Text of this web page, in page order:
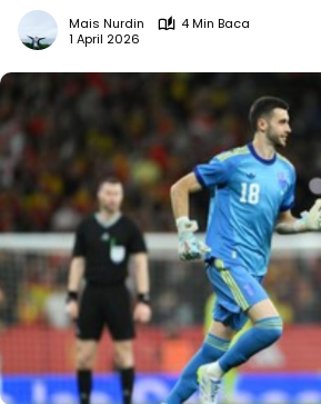
Mais Nurdin
4 Min Baca
1 April 2026